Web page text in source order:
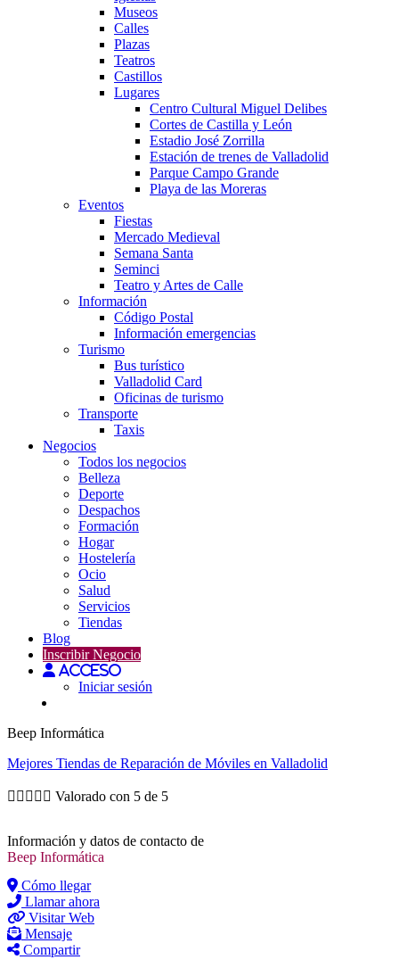
Museos
Calles
Plazas
Teatros
Castillos
Lugares
Centro Cultural Miguel Delibes
Cortes de Castilla y León
Estadio José Zorrilla
Estación de trenes de Valladolid
Parque Campo Grande
Playa de las Moreras
Eventos
Fiestas
Mercado Medieval
Semana Santa
Seminci
Teatro y Artes de Calle
Información
Código Postal
Información emergencias
Turismo
Bus turístico
Valladolid Card
Oficinas de turismo
Transporte
Taxis
Negocios
Todos los negocios
Belleza
Deporte
Despachos
Formación
Hogar
Hostelería
Ocio
Salud
Servicios
Tiendas
Blog
Inscribir Negocio
Acceso
Iniciar sesión
Beep Informática
Mejores Tiendas de Reparación de Móviles en Valladolid
     Valorado con 5 de 5
Información y datos de contacto de
Beep Informática
Cómo llegar
Llamar ahora
Visitar Web
Mensaje
Compartir